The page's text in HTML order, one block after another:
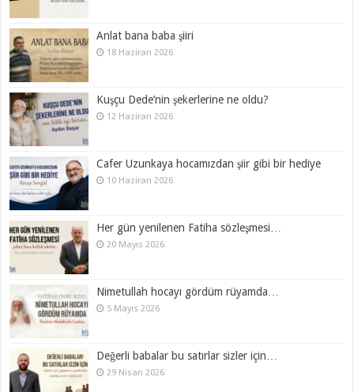
Anlat bana baba şiiri
18 Haziran 2026
Kuşçu Dede’nin şekerlerine ne oldu?
12 Haziran 2026
Cafer Uzunkaya hocamızdan şiir gibi bir hediye
10 Haziran 2026
Her gün yenilenen Fatiha sözleşmesi…
20 Mayıs 2026
Nimetullah hocayı gördüm rüyamda…
5 Mayıs 2026
Değerli babalar bu satırlar sizler için…
29 Nisan 2026